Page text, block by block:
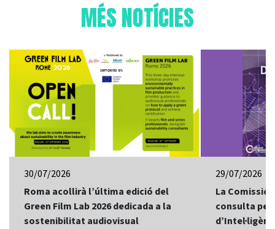
MÉS NOTÍCIES
30/07/2026
Roma acollirà l’última edició del
Green Film Lab 2026 dedicada a la
sostenibilitat audiovisual
29/07/2026
La Comissió
consulta